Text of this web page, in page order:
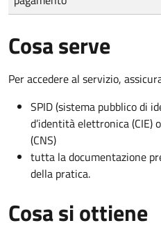
Cosa serve
Per accedere al servizio,
SPID (sistema pubblico di
d’identità elettronica (CIE)
(CNS)
tutta la documentazione
della pratica.
Cosa si ottiene